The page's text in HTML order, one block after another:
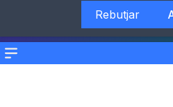
Menu
Rebutjar